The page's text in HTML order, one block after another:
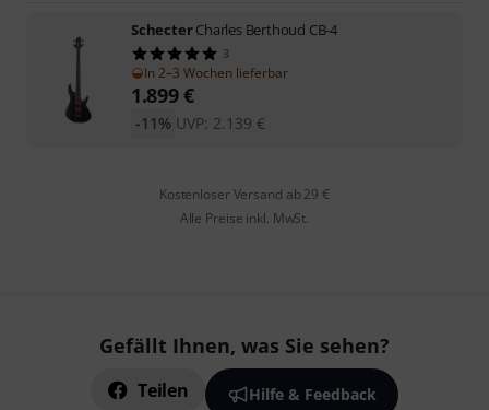
SchecterCharles Berthoud CB-4
3
In 2–3 Wochen lieferbar
1.899€
UVP: 2.139 €
-11%
Kostenloser Versand ab 29 €
Alle Preise inkl. MwSt.
Gefällt Ihnen, was Sie sehen?
Teilen Hilfe & Feedback